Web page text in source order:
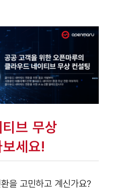
브 무상
세요!
을 고민하고 계신가요?